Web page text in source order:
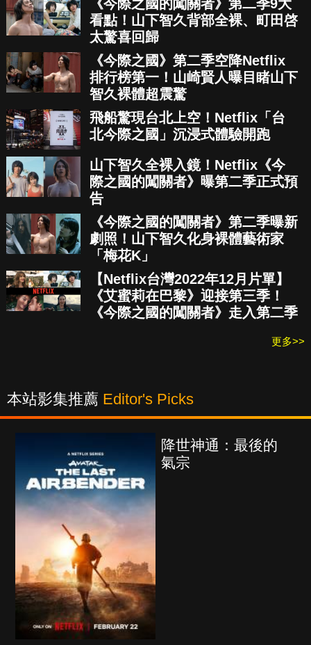
《今際之國的闖關者》第二季9大
看點！山下智久背部全裸、町田啓
太驚喜回歸
《今際之國》第二季空降Netflix
排行榜第一！山崎賢人曝目睹山下
智久裸體超震驚
飛船驚現台北上空！Netflix「台
北今際之國」沉浸式體驗開跑
山下智久全裸入鏡！Netflix《今
際之國的闖關者》曝第二季正式預
告
《今際之國的闖關者》第二季曝新
劇照！山下智久化身裸體藝術家
「梅花K」
【Netflix台灣2022年12月片單】
《艾蜜莉在巴黎》迎接第三季！
《今際之國的闖關者》走入第二季
更多>>
本站影集推薦 Editor's Picks
降世神通：最後的
氣宗